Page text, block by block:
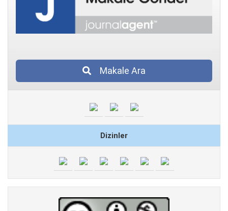
Makale Ara
Dizinler